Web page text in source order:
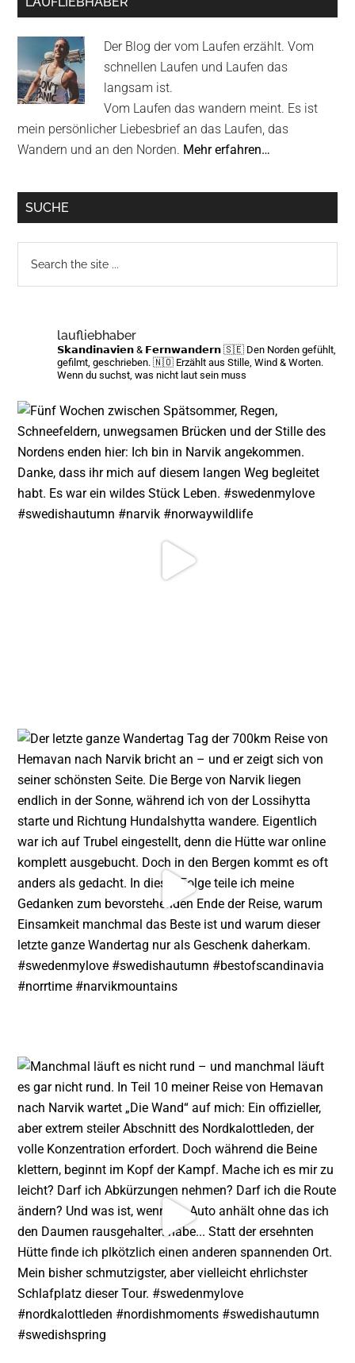
Der Blog der vom Laufen erzählt. Vom
schnellen Laufen und Laufen das
langsam ist.
Vom Laufen das wandern meint. Es ist
mein persönlicher Liebesbrief an das Laufen, das
Wandern und an den Norden. Mehr erfahren…
SUCHE
the
laufliebhaber
𝗦𝗸𝗮𝗻𝗱𝗶𝗻𝗮𝘃𝗶𝗲𝗻 & 𝗙𝗲𝗿𝗻𝘄𝗮𝗻𝗱𝗲𝗿𝗻 🇸🇪 Den Norden gefühlt,
gefilmt, geschrieben. 🇳🇴 Erzählt aus Stille, Wind & Worten.
Wenn du suchst, was nicht laut sein muss